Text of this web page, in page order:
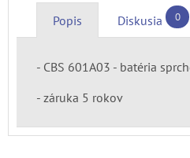
Popis Diskusia 0
- CBS 601A03 - batéria
- záruka 5 rokov